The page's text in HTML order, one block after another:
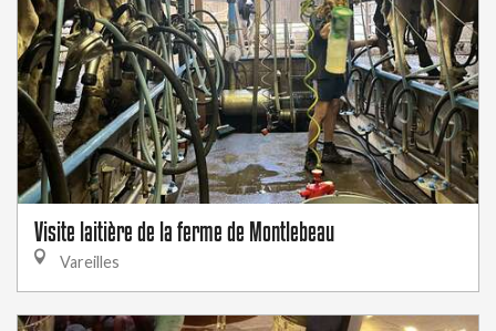
Visite laitière de la ferme de Montlebeau
Vareilles